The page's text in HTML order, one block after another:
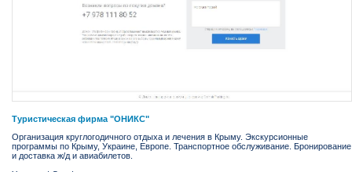
Туристическая фирма "ОНИКС"
Организация круглогодичного отдыха и лечения в Крыму. Экскурсионные
программы по Крыму, Украине, Европе. Транспортное обслуживание. Бронирование
и доставка ж/д и авиабилетов.